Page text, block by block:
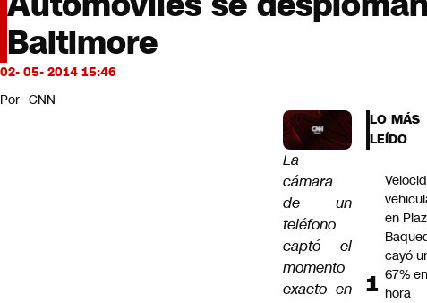
Deportes
Programas completos
Cultura
Servicios
Bits
CNN Data
Baltimore
02- 05- 2014 15:46
Por CNN
La
cámara
de un
teléfono
captó el
momento
exacto en
LO MÁS
LEÍDO
en
cayó
67% en
hora